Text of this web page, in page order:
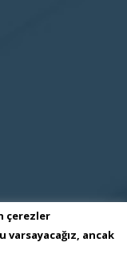
çerezler
ancak